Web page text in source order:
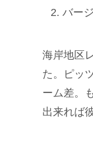
バー
海岸地区
た。ピッ
ーム差。
出来れば